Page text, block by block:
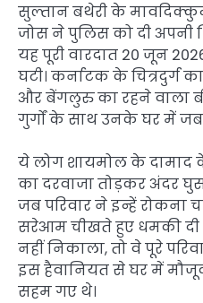
सुल्तान बथेरी के
जोस ने पुलिस को दी अपनी
यह पूरी वारदात 20 जून
घटी। कर्नाटक के चित्रदुर्ग
और बेंगलुरु का रहने वाला
गुर्गों के साथ उनके घर में
ये लोग शायमोल के दामाद
का दरवाजा तोड़कर अंदर
जब परिवार ने इन्हें रोकना
सरेआम चीखते हुए धमकी दी
नहीं निकाला, तो वे पूरे
इस हैवानियत से घर में
सहम गए थे।